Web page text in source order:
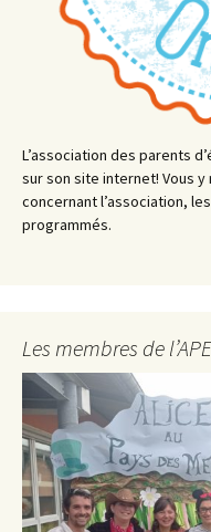
L’association des parents
sur son site internet! Vous
concernant l’association,
programmés.
Les membres de l’APE